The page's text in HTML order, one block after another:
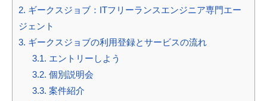
2. ギークスジョブ：ITフリーランスエンジニア専門エー
ジェント
3. ギークスジョブの利用登録とサービスの流れ
3.1. エントリーしよう
3.2. 個別説明会
3.3. 案件紹介